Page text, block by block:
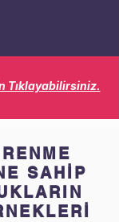
Tıklayabilirsiniz.
SAHİP